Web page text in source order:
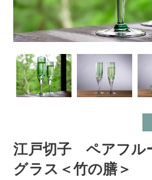
江戸切子 ペアフル
グラス＜竹の膳＞